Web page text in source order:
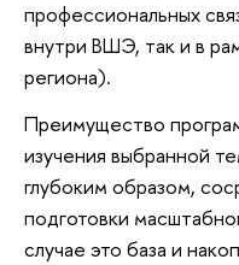
профессиональных
внутри ВШЭ, так и в
региона).
Преимущество
изучения выбранной
глубоким образом,
подготовки
случае это база и